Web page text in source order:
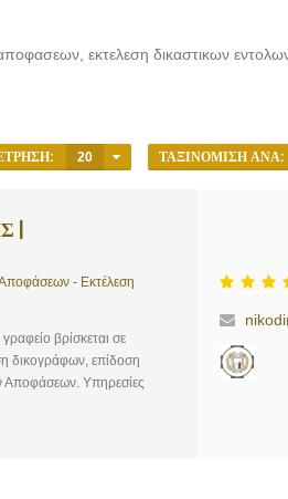
εκτελεση δικαστικων
20 ΤΑΞΙΝΌΜΙΣΗ ΑΝΆ:
|
- Εκτέλεση
βρίσκεται σε
δικογράφων, επίδοση
Αποφάσεων. Υπηρεσίες
κάθε είδους δικογράφων